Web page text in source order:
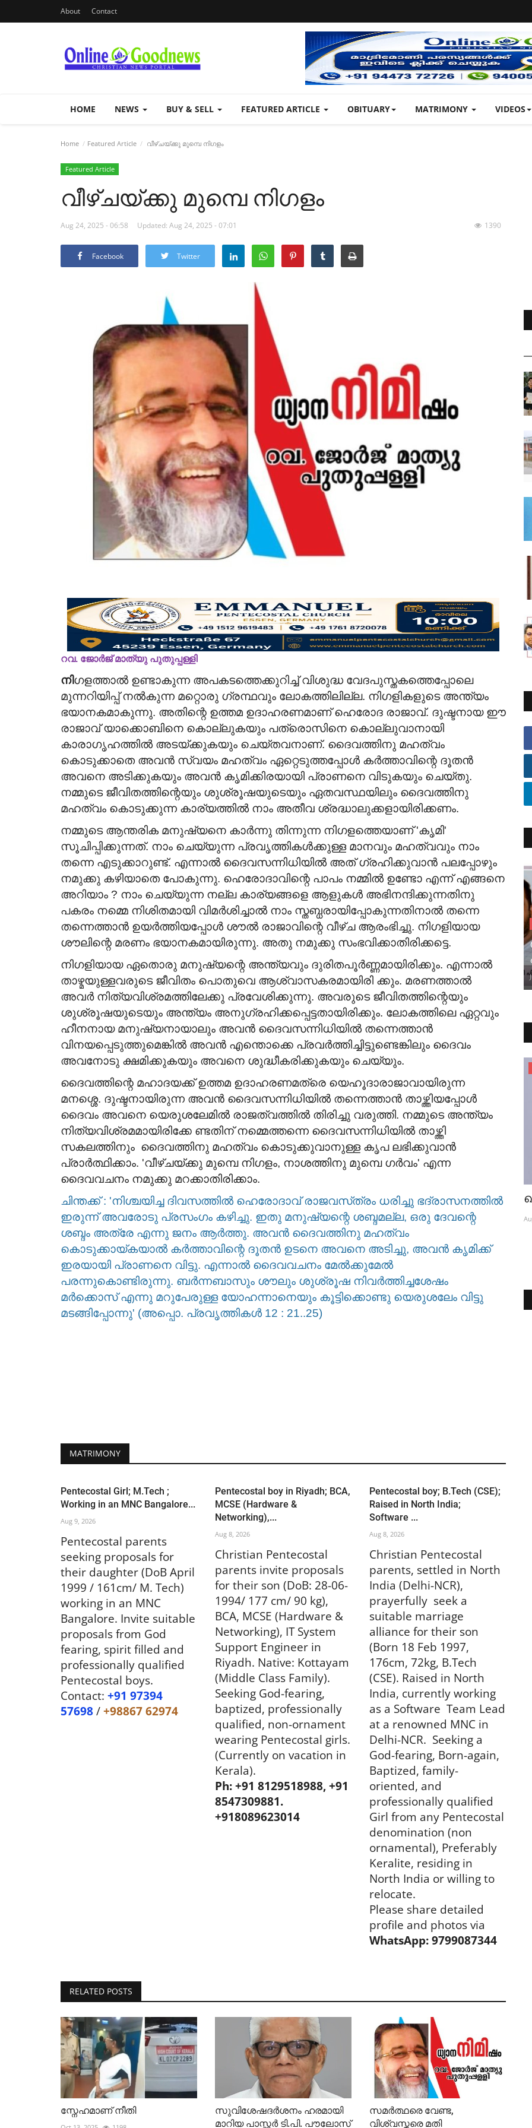
About Contact
HOME NEWS BUY & SELL FEATURED ARTICLE OBITUARY MATRIMONY VIDEOS
Home Featured Article വീഴ്ചയ്ക്കു മുമ്പെ നിഗളം
Featured Article
വീഴ്ചയ്ക്കു മുമ്പെ നിഗളം
Aug 24, 2025 - 06:58 Updated: Aug 24, 2025 - 07:01 1390
Facebook Twitter
റവ. ജോർജ് മാത്യു പുതുപ്പള്ളി
നിഗളത്താൽ ഉണ്ടാകുന്ന അപകടത്തെക്കുറിച്ച് വിശുദ്ധ വേദപുസ്തകത്തെപ്പോലെ
മുന്നറിയിപ്പ് നൽകുന്ന മറ്റൊരു ഗ്രന്ഥവും ലോകത്തിലില്ല. നിഗളികളുടെ അന്ത്യം
ഭയാനകമാകുന്നു. അതിന്റെ ഉത്തമ ഉദാഹരണമാണ് ഹെരോദ രാജാവ്. ദുഷ്ടനായ ഈ
രാജാവ് യാക്കൊബിനെ കൊല്ലുകയും പത്രൊസിനെ കൊല്ലുവാനായി
കാരാഗൃഹത്തിൽ അടയ്ക്കുകയും ചെയ്തവനാണ്. ദൈവത്തിനു മഹത്വം
കൊടുക്കാതെ അവൻ സ്വയം മഹത്വം ഏറ്റെടുത്തപ്പോൾ കർത്താവിന്റെ ദൂതൻ
അവനെ അടിക്കുകയും അവൻ കൃമിക്കിരയായി പ്രാണനെ വിടുകയും ചെയ്തു.
നമ്മുടെ ജീവിതത്തിന്റെയും ശുശ്രൂഷയുടെയും ഏതവസ്ഥയിലും ദൈവത്തിനു
മഹത്വം കൊടുക്കുന്ന കാര്യത്തിൽ നാം അതീവ ശ്രദ്ധാലുക്കളായിരിക്കണം.
നമ്മുടെ ആന്തരിക മനുഷ്യനെ കാർന്നു തിന്നുന്ന നിഗളത്തെയാണ് 'കൃമി'
സൂചിപ്പിക്കുന്നത്. നാം ചെയ്യുന്ന പ്രവൃത്തികൾക്കുള്ള മാനവും മഹത്വവും നാം
തന്നെ എടുക്കാറുണ്ട്. എന്നാൽ ദൈവസന്നിധിയിൽ അത് ഗ്രഹിക്കുവാൻ പലപ്പോഴും
നമുക്കു കഴിയാതെ പോകുന്നു. ഹെരോദാവിന്റെ പാപം നമ്മിൽ ഉണ്ടോ എന്ന് എങ്ങനെ
അറിയാം ? നാം ചെയ്യുന്ന നല്ല കാര്യങ്ങളെ ആളുകൾ അഭിനന്ദിക്കുന്നതിനു
പകരം നമ്മെ നിശിതമായി വിമർശിച്ചാൽ നാം സ്തബ്ധരായിപ്പോകുന്നതിനാൽ തന്നെ
തന്നെത്താൻ ഉയർത്തിയപ്പോൾ ശൗൽ രാജാവിന്റെ വീഴ്ച ആരംഭിച്ചു. നിഗളിയായ
ശൗലിന്റെ മരണം ഭയാനകമായിരുന്നു. അതു നമുക്കു സംഭവിക്കാതിരിക്കട്ടെ.
നിഗളിയായ ഏതൊരു മനുഷ്യന്റെ അന്ത്യവും ദുരിതപൂർണ്ണമായിരിക്കും. എന്നാൽ
താഴ്മയുള്ളവരുടെ ജീവിതം പൊതുവെ ആശ്വാസകരമായിരി ക്കും. മരണത്താൽ
അവർ നിത്യവിശ്രമത്തിലേക്കു പ്രവേശിക്കുന്നു. അവരുടെ ജീവിതത്തിന്റെയും
ശുശ്രൂഷയുടെയും അന്ത്യം അനുഗ്രഹിക്കപ്പെട്ടതായിരിക്കും. ലോകത്തിലെ ഏറ്റവും
ഹീനനായ മനുഷ്യനായാലും അവൻ ദൈവസന്നിധിയിൽ തന്നെത്താൻ
വിനയപ്പെടുത്തുമെങ്കിൽ അവൻ എന്തൊക്കെ പ്രവർത്തിച്ചിട്ടുണ്ടെങ്കിലും ദൈവം
അവനോടു ക്ഷമിക്കുകയും അവനെ ശുദ്ധീകരിക്കുകയും ചെയ്യും.
ദൈവത്തിന്റെ മഹാദയക്ക് ഉത്തമ ഉദാഹരണമത്രെ യെഹൂദാരാജാവായിരുന്ന
മനശ്ശെ. ദുഷ്ടനായിരുന്ന അവൻ ദൈവസന്നിധിയിൽ തന്നെത്താൻ താഴ്ത്തിയപ്പോൾ
ദൈവം അവനെ യെരുശലേമിൽ രാജത്വത്തിൽ തിരിച്ചു വരുത്തി. നമ്മുടെ അന്ത്യം
നിത്യവിശ്രമമായിരിക്കേ ണ്ടതിന് നമ്മെത്തന്നെ ദൈവസന്നിധിയിൽ താഴ്ത്തി
സകലത്തിനും ദൈവത്തിനു മഹത്വം കൊടുക്കുവാനുള്ള കൃപ ലഭിക്കുവാൻ
പ്രാർത്ഥിക്കാം. 'വീഴ്ചയ്ക്കു മുമ്പെ നിഗളം, നാശത്തിനു മുമ്പെ ഗർവം' എന്ന
ദൈവവചനം നമുക്കു മറക്കാതിരിക്കാം.
ചിന്തക്ക് : 'നിശ്ചയിച്ച ദിവസത്തിൽ ഹെരോദാവ് രാജവസ്‌ത്രം ധരിച്ചു ഭദ്രാസനത്തിൽ
ഇരുന്ന് അവരോടു പ്രസംഗം കഴിച്ചു. ഇതു മനുഷ്യന്റെ ശബ്ദമല്ല, ഒരു ദേവന്റെ
ശബ്ദം അത്രേ എന്നു ജനം ആർത്തു. അവൻ ദൈവത്തിനു മഹത്വം
കൊടുക്കായ്കയാൽ കർത്താവിന്റെ ദൂതൻ ഉടനെ അവനെ അടിച്ചു, അവൻ കൃമിക്ക്
ഇരയായി പ്രാണനെ വിട്ടു. എന്നാൽ ദൈവവചനം മേൽക്കുമേൽ
പരന്നുകൊണ്ടിരുന്നു. ബർന്നബാസും ശൗലും ശുശ്രൂഷ നിവർത്തിച്ചശേഷം
മർക്കൊസ് എന്നു മറുപേരുള്ള യോഹന്നാനെയും കൂട്ടിക്കൊണ്ടു യെരുശലേം വിട്ടു
മടങ്ങിപ്പോന്നു' (അപ്പൊ. പ്രവൃത്തികൾ 12 : 21..25)
Working in an MNC Bangalore...
Aug 9, 2026
Pentecostal parents
seeking proposals for
their daughter (DoB April
1999 / 161cm/ M. Tech)
working in an MNC
Bangalore. Invite suitable
proposals from God
fearing, spirit filled and
professionally qualified
Pentecostal boys.
Contact:+91 97394
57698/+98867 62974
MCSE (Hardware &
Networking),...
Aug 8, 2026
Christian Pentecostal
parents invite proposals
for their son (DoB: 28-06-
1994/ 177 cm/ 90 kg),
BCA, MCSE (Hardware &
Networking), IT System
Support Engineer in
Riyadh. Native: Kottayam
(Middle Class Family).
Seeking God-fearing,
baptized, professionally
qualified, non-ornament
wearing Pentecostal girls.
(Currently on vacation in
Kerala).
Ph: +91 8129518988, +91
8547309881.
+918089623014
Raised in North India;
Software ...
Aug 8, 2026
Christian Pentecostal
parents, settled in North
India (Delhi-NCR),
prayerfully seek a
suitable marriage
alliance for their son
(Born 18 Feb 1997,
176cm, 72kg, B.Tech
(CSE). Raised in North
India, currently working
as a SoftwareTeam Lead
at a renowned MNC in
Delhi-NCR. Seeking a
God-fearing, Born-again,
Baptized, family-
oriented, and
professionally qualified
Girl from any Pentecostal
denomination (non
ornamental), Preferably
Keralite, residing in
North India or willing to
relocate.
Please share detailed
profile and photos via
WhatsApp: 9799087344
സ്നേഹമാണ് നീതി
Oct 13, 2025 1198
സുവിശേഷദർശനം ഹരമായി
മാറിയ പാസ്റ്റർ ടി.പി. പൗലോസ്
Aug 18, 2025 2294
സമർത്ഥരെ വേണ്ട,
വിശ്വസ്തരെ മതി
Feb 8, 2026 569
US & Canada
AGIFNA 29 - മത് ദേശീയ
കോൺഫറൻസ് 2027 ജൂലൈ 29
മുതൽ ഓഗസ്റ്റ്...
Jul 28, 2026 553
Pentecostal girl in UK;/B.Sc in
Physiotherapy; working...
Aug 7, 2026